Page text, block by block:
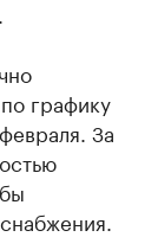
графику
За